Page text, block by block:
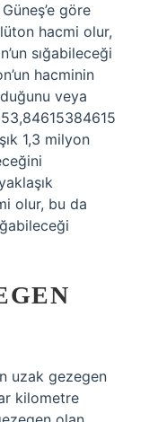
göre
hacmi olur,
sığabileceği
hacminin
veya
1,3 milyon
olur, bu da
uzak gezegen
kilometre